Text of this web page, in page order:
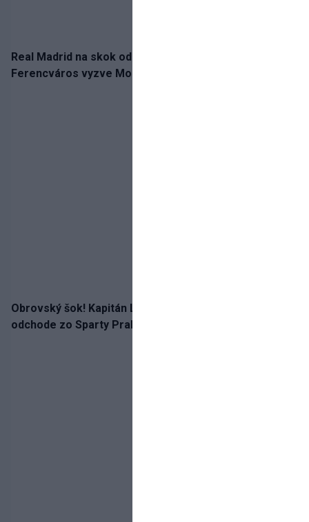
Real Madrid na skok od Slovenska: Borbélyho
Ferencváros vyzve Mourinhove hviezdy
Obrovský šok! Kapitán Lukáš Haraslín je údajne na
odchode zo Sparty Praha